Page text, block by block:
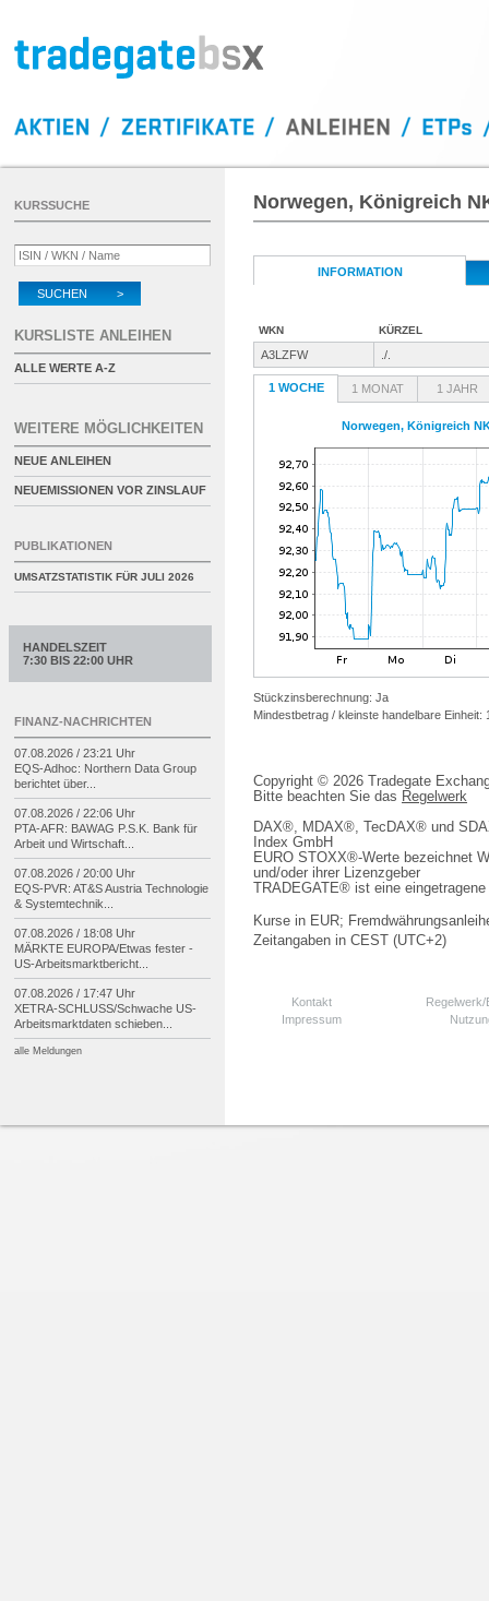
Norwegen, Königreich
INFORMATION
WKN KÜRZEL
A3LZFW ./.
1 WOCHE 1 MONAT 1 JAHR
Norwegen, Königreich
Stückzinsberechnung: Ja
Mindestbetrag / kleinste handelbare Einheit:
Copyright © 2026 Tradegate
Bitte beachten Sie das Regelwerk
DAX®, MDAX®, TecDAX® und
Index GmbH
EURO STOXX®-Werte bezeichnet
und/oder ihrer Lizenzgeber
TRADEGATE® ist eine
Kurse in EUR;
Zeitangaben in CEST (UTC+2)
Kontakt
Impressum
KURSSUCHE
SUCHEN >
KURSLISTE ANLEIHEN
ALLE WERTE A-Z
WEITERE MÖGLICHKEITEN
NEUE ANLEIHEN
NEUEMISSIONEN VOR ZINSLAUF
PUBLIKATIONEN
UMSATZSTATISTIK FÜR JULI 2026
HANDELSZEIT
7:30 BIS 22:00 UHR
FINANZ-NACHRICHTEN
07.08.2026 / 23:21 Uhr
EQS-Adhoc: Northern Data Group
berichtet über...
07.08.2026 / 22:06 Uhr
PTA-AFR: BAWAG P.S.K. Bank für
Arbeit und Wirtschaft...
07.08.2026 / 20:00 Uhr
EQS-PVR: AT&S Austria Technologie
& Systemtechnik...
07.08.2026 / 18:08 Uhr
MÄRKTE EUROPA/Etwas fester -
US-Arbeitsmarktbericht...
07.08.2026 / 17:47 Uhr
XETRA-SCHLUSS/Schwache US-
Arbeitsmarktdaten schieben...
alle Meldungen